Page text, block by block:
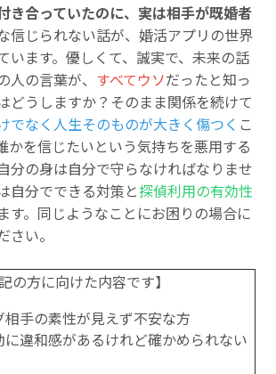
き合っていたのに、実は相手が既婚者
信じられない話が、婚活アプリの世界
います。優しくて、誠実で、未来の話
人の言葉が、 すべてウソだったと知っ
どうしますか？そのまま関係を続けて
でなく人生そのものが大きく傷つく こ
かを信じたいという気持ちを悪用する
分の身は自分で守らなければなりませ
自分でできる対策と探偵利用の有効性
す。同じようなことにお困りの場合に
さい。
の方に向けた内容です】
相手の素性が見えず不安な方
に違和感があるけれど確かめられない